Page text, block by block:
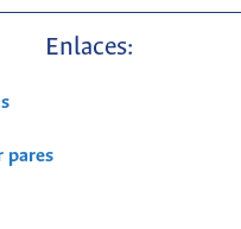
Enlaces:
pares